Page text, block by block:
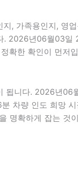
, 가족용인지, 영
. 2026년06월03일
확한 확인이 먼저
됩니다. 2026년
차량 인도 희망
명확하게 잡는 것